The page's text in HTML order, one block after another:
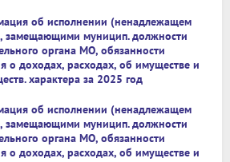
об исполнении (ненадлежащем
замещающими муницип. должности
органа МО, обязанности
о доходах, расходах, об имуществе и
характера за 2025 год
об исполнении (ненадлежащем
замещающими муницип. должности
органа МО, обязанности
о доходах, расходах, об имуществе и